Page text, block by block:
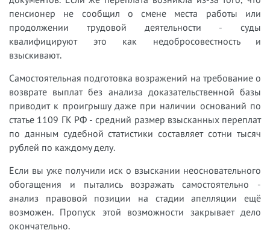
пенсионер не сообщил о смене места работы или
продолжении трудовой деятельности - суды
квалифицируют это как недобросовестность и
взыскивают.
Самостоятельная подготовка возражений на требование о
возврате выплат без анализа доказательственной базы
приводит к проигрышу даже при наличии оснований по
статье 1109 ГК РФ - средний размер взысканных переплат
по данным судебной статистики составляет сотни тысяч
рублей по каждому делу.
Если вы уже получили иск о взыскании неосновательного
обогащения и пытались возражать самостоятельно -
анализ правовой позиции на стадии апелляции ещё
возможен. Пропуск этой возможности закрывает дело
окончательно.